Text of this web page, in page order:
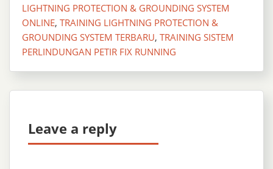
LIGHTNING PROTECTION & GROUNDING SYSTEM
ONLINE, TRAINING LIGHTNING PROTECTION &
GROUNDING SYSTEM TERBARU, TRAINING SISTEM
PERLINDUNGAN PETIR FIX RUNNING
Leave a reply